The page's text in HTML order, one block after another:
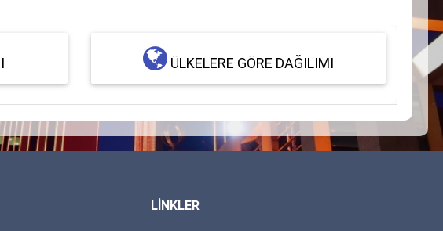
ÜLKELERE GÖRE DAĞILIMI
LİNKLER